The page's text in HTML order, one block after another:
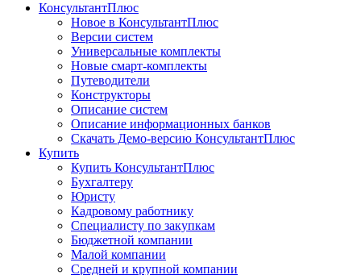
КонсультантПлюс
Новое в КонсультантПлюс
Версии систем
Универсальные комплекты
Новые смарт-комплекты
Путеводители
Конструкторы
Описание систем
Описание информационных банков
Скачать Демо-версию КонсультантПлюс
Купить
Купить КонсультантПлюс
Бухгалтеру
Юристу
Кадровому работнику
Специалисту по закупкам
Бюджетной компании
Малой компании
Средней и крупной компании